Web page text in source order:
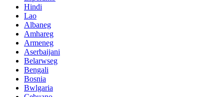
Hindi
Lao
Albaneg
Amhareg
Armeneg
Aserbaijani
Belarwseg
Bengali
Bosnia
Bwlgaria